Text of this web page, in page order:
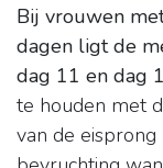
Bij vrouwen
dagen ligt de
dag 11 en dag
te houden met
van de